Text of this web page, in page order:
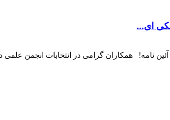
ای...
نامه! همکاران گرامی در انتخابات انجمن